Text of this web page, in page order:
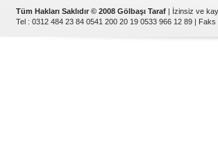
Tüm Hakları Saklıdır © 2008 Gölbaşı Taraf | İzinsiz ve
Tel : 0312 484 23 84 0541 200 20 19 0533 966 12 89 | Faks